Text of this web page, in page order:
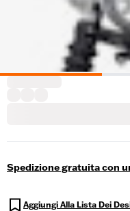
Spedizione gratuita con
Aggiungi Alla Lista Dei